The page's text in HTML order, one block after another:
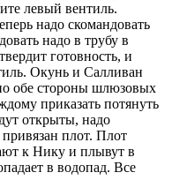
левый вентиль.
надо скомандовать
надо в трубу в
готовность, и
Окунь и Салливан
обе стороны шлюзовых
приказать потянуть
открыты, надо
плот. Плот
к Нику и плывут в
в водопад. Все